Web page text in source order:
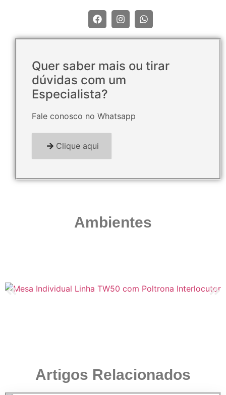
Quer saber mais ou tirar
dúvidas com um
Especialista?
Fale conosco no Whatsapp
Clique aqui
Ambientes
Artigos Relacionados